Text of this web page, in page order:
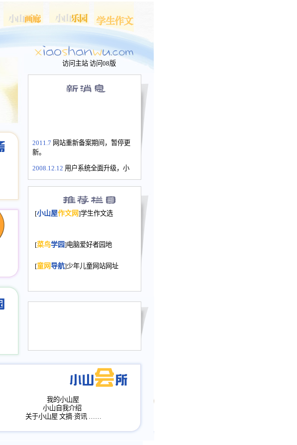
访问主站 访问08版
2011.7 网站重新备案期间，暂停更
新。
2008.12.12 用户系统全面升级，小
长会、家园网－个人空间，用户一
次注册全部通行。
2008.12.12家园网正式运行，域
年，2009版提前启用，小山屋全面
小山画廊均增加多个新栏目。。
评分、顶功能，作文宝典改版。
[小山屋作文网]学生作文选
[菜鸟学园]电脑爱好者园地
[童网导航]少年儿童网站网址
我的小山屋
小山自我介绍
关于小山屋 文摘·资讯 ……